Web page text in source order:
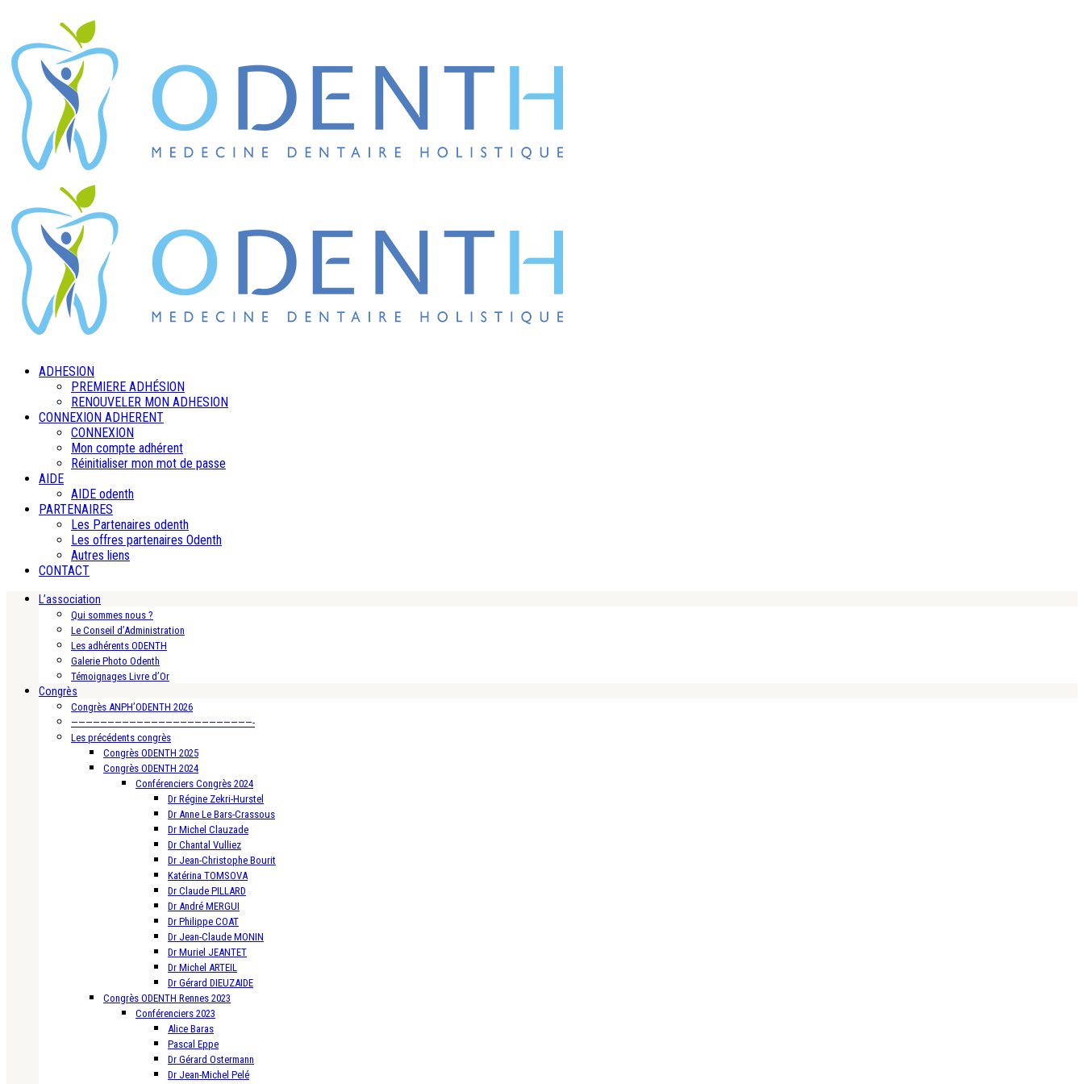
ADHESION
PREMIERE ADHÉSION
RENOUVELER MON ADHESION
CONNEXION ADHERENT
CONNEXION
Mon compte adhérent
Réinitialiser mon mot de passe
AIDE
AIDE odenth
PARTENAIRES
Les Partenaires odenth
Les offres partenaires Odenth
Autres liens
CONTACT
L’association
Qui sommes nous ?
Le Conseil d’Administration
Les adhérents ODENTH
Galerie Photo Odenth
Témoignages Livre d’Or
Congrès
Congrès ANPH’ODENTH 2026
—————————————————————————-
Les précédents congrès
Congrès ODENTH 2025
Congrès ODENTH 2024
Conférenciers Congrès 2024
Dr Régine Zekri-Hurstel
Dr Anne Le Bars-Crassous
Dr Michel Clauzade
Dr Chantal Vulliez
Dr Jean-Christophe Bourit
Katérina TOMSOVA
Dr Claude PILLARD
Dr André MERGUI
Dr Philippe COAT
Dr Jean-Claude MONIN
Dr Muriel JEANTET
Dr Michel ARTEIL
Dr Gérard DIEUZAIDE
Congrès ODENTH Rennes 2023
Conférenciers 2023
Alice Baras
Pascal Eppe
Dr Gérard Ostermann
Dr Jean-Michel Pelé